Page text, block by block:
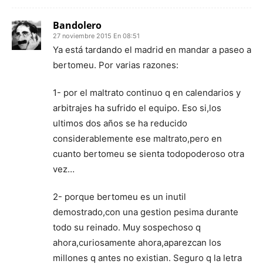
Bandolero
27 noviembre 2015 En 08:51
Ya está tardando el madrid en mandar a paseo a
bertomeu. Por varias razones:
1- por el maltrato continuo q en calendarios y
arbitrajes ha sufrido el equipo. Eso si,los
ultimos dos años se ha reducido
considerablemente ese maltrato,pero en
cuanto bertomeu se sienta todopoderoso otra
vez…
2- porque bertomeu es un inutil
demostrado,con una gestion pesima durante
todo su reinado. Muy sospechoso q
ahora,curiosamente ahora,aparezcan los
millones q antes no existian. Seguro q la letra